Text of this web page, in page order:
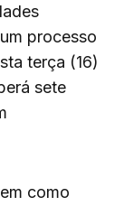
processo
terça (16)
sete
como